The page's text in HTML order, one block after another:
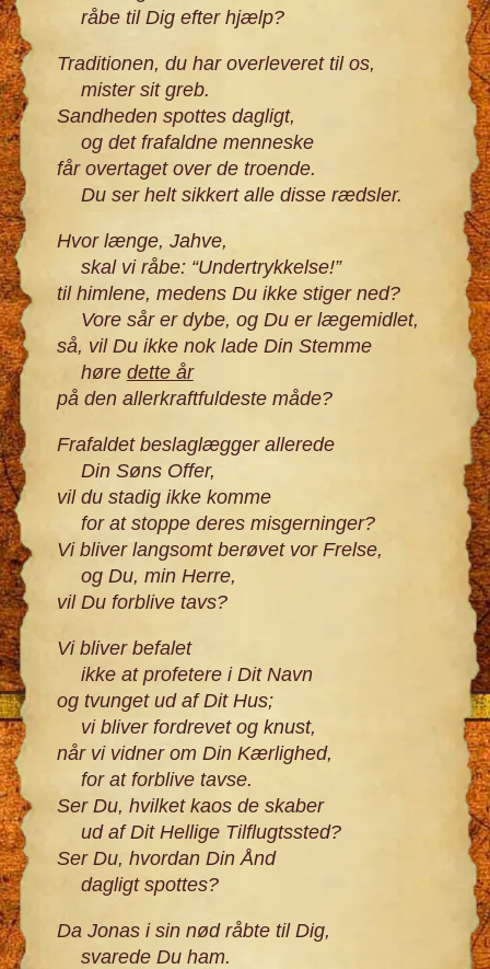
råbe til Dig efter hjælp?
Traditionen, du har overleveret til os,
mister sit greb.
Sandheden spottes dagligt,
og det frafaldne menneske
får overtaget over de troende.
Du ser helt sikkert alle disse rædsler.
Hvor længe, Jahve,
skal vi råbe: “Undertrykkelse!”
til himlene, medens Du ikke stiger ned?
Vore sår er dybe, og Du er lægemidlet,
så, vil Du ikke nok lade Din Stemme
høre dette år
på den allerkraftfuldeste måde?
Frafaldet beslaglægger allerede
Din Søns Offer,
vil du stadig ikke komme
for at stoppe deres misgerninger?
Vi bliver langsomt berøvet vor Frelse,
og Du, min Herre,
vil Du forblive tavs?
Vi bliver befalet
ikke at profetere i Dit Navn
og tvunget ud af Dit Hus;
vi bliver fordrevet og knust,
når vi vidner om Din Kærlighed,
for at forblive tavse.
Ser Du, hvilket kaos de skaber
ud af Dit Hellige Tilflugtssted?
Ser Du, hvordan Din Ånd
dagligt spottes?
Da Jonas i sin nød råbte til Dig,
svarede Du ham.